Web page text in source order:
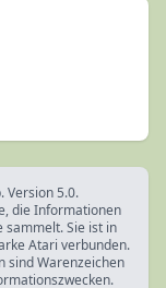
Version 5.0.
die Informationen
sammelt. Sie ist in
Atari verbunden.
sind Warenzeichen